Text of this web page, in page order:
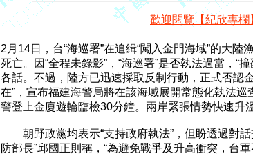
歡迎閱覽【紀欣專欄
2月14日，台“海巡署”在追緝“闖入金門海域”的大陸
死亡。因“全程未錄影”，“海巡署”是否執法過當，“
各話。不過，陸方已迅速採取反制行動，正式否認
在”，宣布福建海警局將在該海域展開常態化執法
警登上金廈遊輪臨檢30分鐘。兩岸緊張情勢快速升
朝野政黨均表示“支持政府執法”，但盼透過對話
防部長”邱國正則稱，“為避免戰爭及升高衝突，台